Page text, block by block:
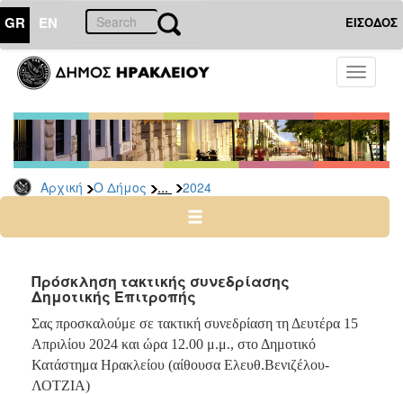
GR EN ΕΙΣΟΔΟΣ
Toggle
Αρχική Ο Δήμος ... 2024
ΔΗΜΟΣ
Δελτία
Τύπου
Αρχείο
2026
2024
2022
2021
2020
2019
Πρόσκληση τακτικής συνεδρίασης
Δημοτικής Επιτροπής
Σας προσκαλούμε σε τακτική συνεδρίαση τη Δευτέρα 15
Απριλίου 2024 και ώρα 12.00 μ.μ., στο Δημοτικό
Κατάστημα Ηρακλείου (αίθουσα Ελευθ.Βενιζέλου-
ΛΟΤΖΙΑ)